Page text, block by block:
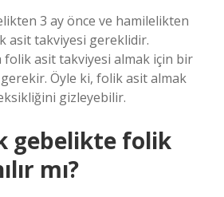
3 ay önce ve hamilelikten
asit takviyesi gereklidir.
folik asit takviyesi almak için bir
Öyle ki, folik asit almak
gizleyebilir.
gebelikte folik
mı?